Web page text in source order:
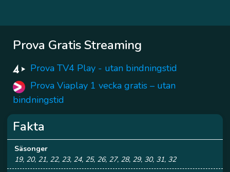
Prova Gratis Streaming
Prova TV4 Play - utan bindningstid
Prova Viaplay 1 vecka gratis – utan
bindningstid
Fakta
Säsonger
19, 20, 21, 22, 23, 24, 25, 26, 27, 28, 29, 30, 31, 32